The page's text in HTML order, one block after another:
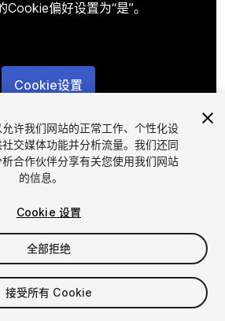
Cookie偏好设置为“是”。
Cookie设置
1/8
许我们网站的正常工作、个性化设
交媒体功能并分析流量。我们还同
合作伙伴分享有关您使用我们网站
的信息。
Cookie 设置
全部拒绝
接受所有 Cookie